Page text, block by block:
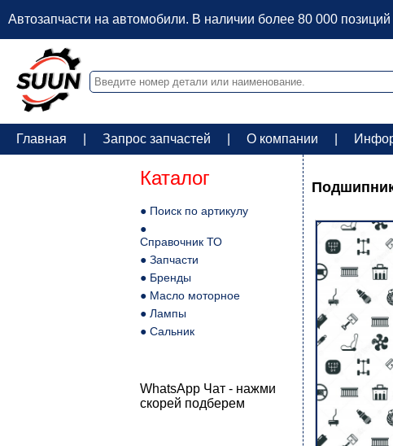
Автозапчасти на автомобили. В наличии более 80 000
Главная Запрос запчастей О компании
Каталог
● Поиск по артикулу
●
Справочник ТО
● Запчасти
● Бренды
● Масло моторное
● Лампы
● Сальник
WhatsApp Чат - нажми
скорей подберем
Подшипник